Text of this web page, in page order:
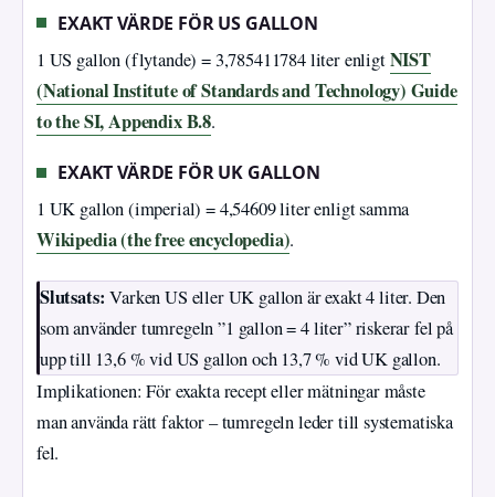
EXAKT VÄRDE FÖR US GALLON
1 US gallon (flytande) = 3,785411784 liter enligtNIST
(National Institute of Standards and Technology) Guide
to the SI, Appendix B.8.
EXAKT VÄRDE FÖR UK GALLON
1 UK gallon (imperial) = 4,54609 liter enligt samma
Wikipedia (the free encyclopedia).
Slutsats: Varken US eller UK gallon är exakt 4 liter. Den
som använder tumregeln ”1 gallon = 4 liter” riskerar fel på
upp till 13,6 % vid US gallon och 13,7 % vid UK gallon.
Implikationen: För exakta recept eller mätningar måste
man använda rätt faktor – tumregeln leder till systematiska
fel.